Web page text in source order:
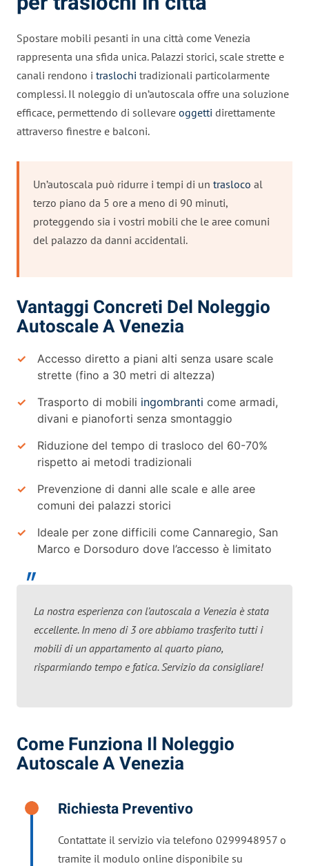
Spostare mobili pesanti in una città come Venezia
rappresenta una sfida unica. Palazzi storici, scale strette e
canali rendono i traslochi tradizionali particolarmente
complessi. Il noleggio di un’autoscala offre una soluzione
efficace, permettendo di sollevare oggetti direttamente
attraverso finestre e balconi.
Un’autoscala può ridurre i tempi di un trasloco al
terzo piano da 5 ore a meno di 90 minuti,
proteggendo sia i vostri mobili che le aree comuni
del palazzo da danni accidentali.
Vantaggi Concreti Del Noleggio
Autoscale A Venezia
Accesso diretto a piani alti senza usare scale
strette (fino a 30 metri di altezza)
Trasporto di mobili ingombranti come armadi,
divani e pianoforti senza smontaggio
Riduzione del tempo di trasloco del 60-70%
rispetto ai metodi tradizionali
Prevenzione di danni alle scale e alle aree
comuni dei palazzi storici
Ideale per zone difficili come Cannaregio, San
Marco e Dorsoduro dove l’accesso è limitato
La nostra esperienza con l’autoscala a Venezia è stata
eccellente. In meno di 3 ore abbiamo trasferito tutti i
mobili di un appartamento al quarto piano,
risparmiando tempo e fatica. Servizio da consigliare!
Come Funziona Il Noleggio
Autoscale A Venezia
Richiesta Preventivo
Contattate il servizio via telefono 0299948957 o
tramite il modulo online disponibile su